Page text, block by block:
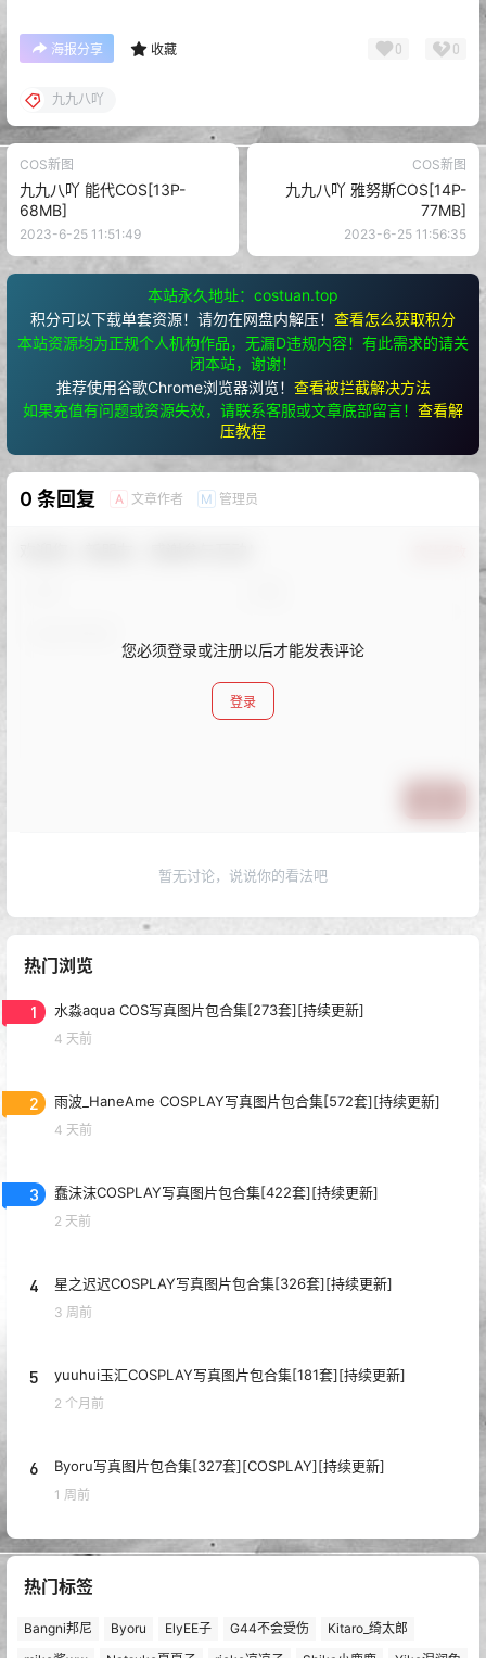
海报分享 收藏 0 0
九九八吖
COS新图
九九八吖 能代COS[13P-
68MB]
2023-6-25 11:51:49
COS新图
九九八吖 雅努斯COS[14P-
77MB]
2023-6-25 11:56:35
本站永久地址：costuan.top
积分可以下载单套资源！请勿在网盘内解压！ 查看怎么获取积分
本站资源均为正规个人机构作品，无漏D违规内容！有此需求的请关
闭本站，谢谢！
推荐使用谷歌Chrome浏览器浏览！ 查看被拦截解决方法
如果充值有问题或资源失效，请联系客服或文章底部留言！ 查看解
压教程
0 条回复 A 文章作者 M 管理员
您必须登录或注册以后才能发表评论
登录
暂无讨论，说说你的看法吧
热门浏览
1 水淼aqua COS写真图片包合集[273套][持续更新]
4 天前
2 雨波_HaneAme COSPLAY写真图片包合集[572套][持续更新]
4 天前
3 蠢沫沫COSPLAY写真图片包合集[422套][持续更新]
2 天前
4 星之迟迟COSPLAY写真图片包合集[326套][持续更新]
3 周前
5 yuuhui玉汇COSPLAY写真图片包合集[181套][持续更新]
2 个月前
6 Byoru写真图片包合集[327套][COSPLAY][持续更新]
1 周前
热门标签
Bangni邦尼 Byoru ElyEE子 G44不会受伤
Kitaro_绮太郎